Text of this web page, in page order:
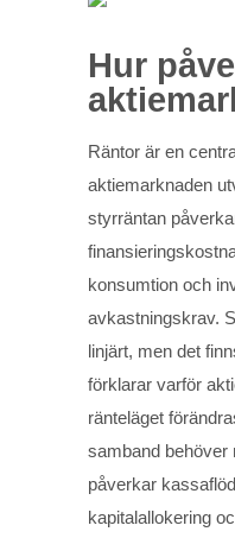
Hur
Räntor är en
aktiemarknaden
styrräntan
konsumtion och
avkastningskrav.
linjärt, men det
förklarar varför
ränteläget
samband behöver
påverkar
kapitalallokering